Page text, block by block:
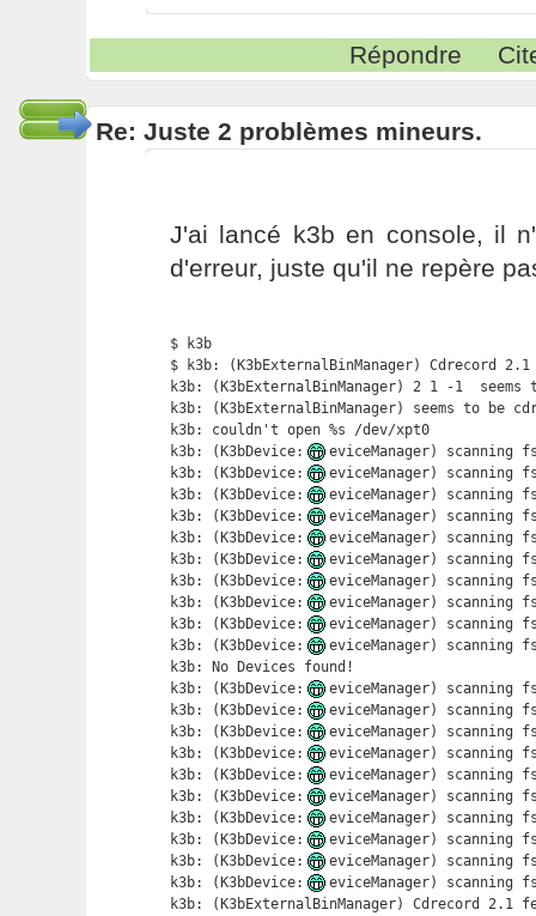
Répondre
Re: Juste 2 problèmes mineurs.
J'ai lancé k3b en console, il
d'erreur, juste qu'il ne repère
$ k3b
$ k3b: (K3bExternalBinManager)
k3b: (K3bExternalBinManager) 2 1 -1
k3b: (K3bExternalBinManager) seems to
k3b: couldn't open %s /dev/xpt0
k3b: (K3bDevice:
eviceManager) scanning
k3b: (K3bDevice:
eviceManager) scanning
k3b: (K3bDevice:
eviceManager) scanning
k3b: (K3bDevice:
eviceManager) scanning
k3b: (K3bDevice:
eviceManager) scanning
k3b: (K3bDevice:
eviceManager) scanning
k3b: (K3bDevice:
eviceManager) scanning
k3b: (K3bDevice:
eviceManager) scanning
k3b: (K3bDevice:
eviceManager) scanning
k3b: (K3bDevice:
eviceManager) scanning
k3b: No Devices found!
k3b: (K3bDevice:
eviceManager) scanning
k3b: (K3bDevice:
eviceManager) scanning
k3b: (K3bDevice:
eviceManager) scanning
k3b: (K3bDevice:
eviceManager) scanning
k3b: (K3bDevice:
eviceManager) scanning
k3b: (K3bDevice:
eviceManager) scanning
k3b: (K3bDevice:
eviceManager) scanning
k3b: (K3bDevice:
eviceManager) scanning
k3b: (K3bDevice:
eviceManager) scanning
k3b: (K3bDevice:
eviceManager) scanning
k3b: (K3bExternalBinManager) Cdrecord